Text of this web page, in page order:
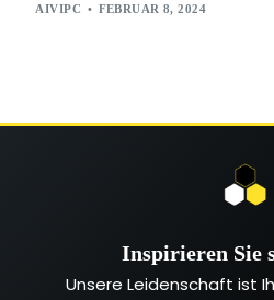
AIVIPC FEBRUAR 8, 2024
Inspirieren Sie
Unsere Leidenschaft ist